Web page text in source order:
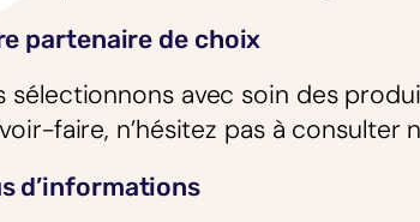
partenaire de choix
sélectionnons avec soin des
faire, n’hésitez pas à consulter
d’informations